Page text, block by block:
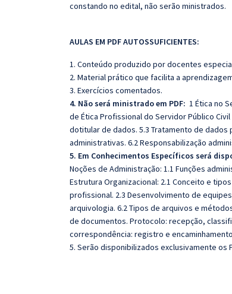
constando no edital, não serão ministrados.
AULAS EM PDF AUTOSSUFICIENTES:
1. Conteúdo produzido por docentes
2. Material prático que facilita a
3. Exercícios comentados.
4. Não será ministrado em PDF: 1 Ética no
de Ética Profissional do Servidor Público
dotitular de dados. 5.3 Tratamento de
administrativas. 6.2 Responsabilização
5. Em Conhecimentos Específicos será
Noções de Administração: 1.1 Funções
Estrutura Organizacional: 2.1 Conceito e
profissional. 2.3 Desenvolvimento de
arquivologia. 6.2 Tipos de arquivos e
de documentos. Protocolo: recepção,
correspondência: registro e
5. Serão disponibilizados exclusivamente os